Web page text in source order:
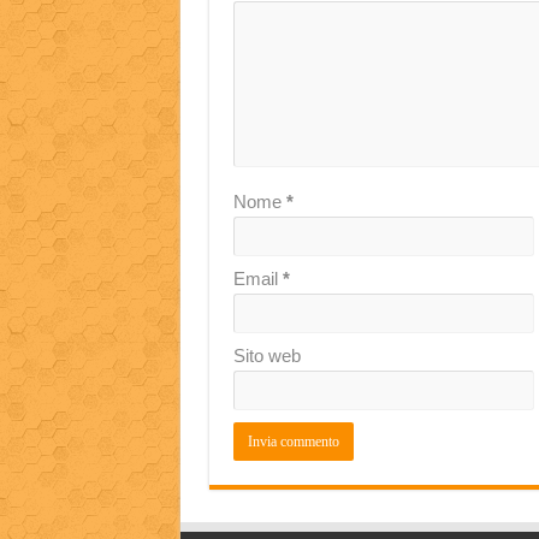
Nome *
Email *
Sito web